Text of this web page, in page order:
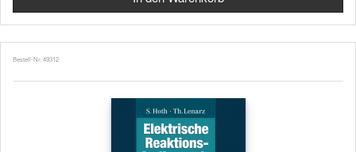
Bestell-Nr. 49312